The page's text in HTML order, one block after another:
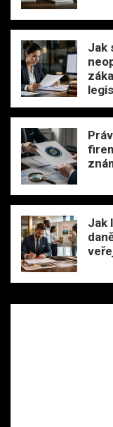
Jak
Jak